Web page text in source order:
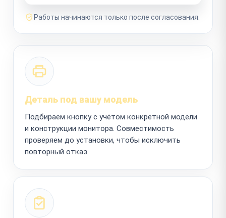
Работы начинаются только после согласования.
Деталь под вашу модель
Подбираем кнопку с учётом конкретной модели
и конструкции монитора. Совместимость
проверяем до установки, чтобы исключить
повторный отказ.